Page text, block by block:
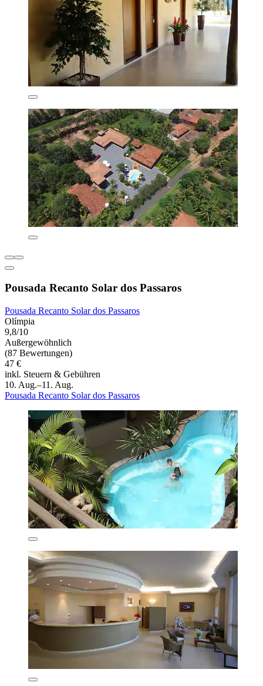
Pousada Recanto Solar dos Passaros
Pousada Recanto Solar dos Passaros
Olímpia
9,8/10
Außergewöhnlich
(87 Bewertungen)
47 €
inkl. Steuern & Gebühren
10. Aug.–11. Aug.
Pousada Recanto Solar dos Passaros